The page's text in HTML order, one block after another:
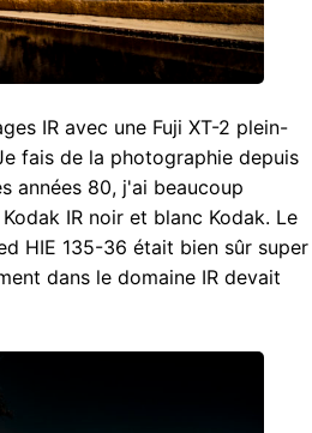
IR avec une Fuji XT-2 plein-
fais de la photographie depuis
années 80, j'ai beaucoup
IR noir et blanc Kodak. Le
HIE 135-36 était bien sûr super
dans le domaine IR devait